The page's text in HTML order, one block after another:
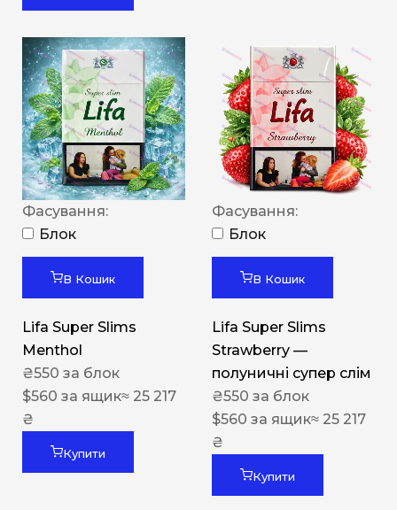
Фасування:
Блок
В Кошик
Lifa Super Slims
Menthol
₴550 за блок
$560 за ящик≈ 25 217
₴
Купити
Фасування:
Блок
В Кошик
Lifa Super Slims
Strawberry —
полуничні супер слім
₴550 за блок
$560 за ящик≈ 25 217
₴
Купити